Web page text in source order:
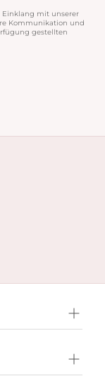
Einklang mit unserer
Kommunikation und
gestellten